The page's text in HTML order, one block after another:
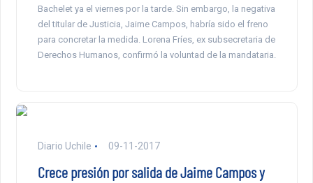
Bachelet ya el viernes por la tarde. Sin embargo, la negativa
del titular de Justicia, Jaime Campos, habría sido el freno
para concretar la medida. Lorena Fríes, ex subsecretaria de
Derechos Humanos, confirmó la voluntad de la mandataria.
Diario Uchile 09-11-2017
Crece presión por salida de Jaime Campos y